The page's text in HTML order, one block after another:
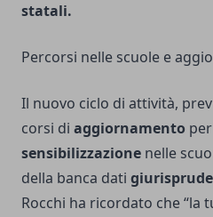
statali.
Percorsi nelle scuole e
Il nuovo ciclo di attività,
corsi di aggiornamento per
sensibilizzazione nelle
della banca dati
Rocchi ha ricordato che “la